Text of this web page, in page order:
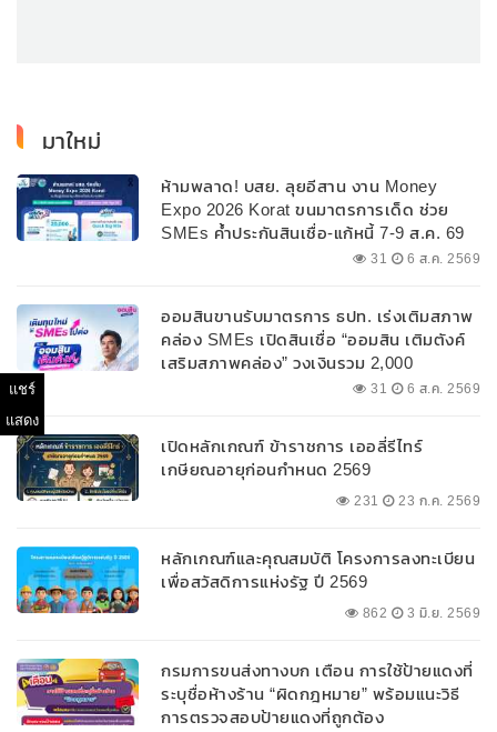
แชร์
แสดง
มาใหม่
ห้ามพลาด! บสย. ลุยอีสาน งาน Money
Expo 2026 Korat ขนมาตรการเด็ด ช่วย
SMEs ค้ำประกันสินเชื่อ-แก้หนี้ 7-9 ส.ค. 69
31 6 ส.ค. 2569
ออมสินขานรับมาตรการ ธปท. เร่งเติมสภาพ
คล่อง SMEs เปิดสินเชื่อ “ออมสิน เติมตังค์
เสริมสภาพคล่อง” วงเงินรวม 2,000
ลบ.สนับสนุนเงินทุนหมุนเวียนวงเงินกู้สูงสุด
31 6 ส.ค. 2569
เปิดหลักเกณฑ์ ข้าราชการ เออลี่รีไทร์
เกษียณอายุก่อนกำหนด 2569
231 23 ก.ค. 2569
หลักเกณฑ์และคุณสมบัติ โครงการลงทะเบียน
เพื่อสวัสดิการแห่งรัฐ ปี 2569
862 3 มิ.ย. 2569
กรมการขนส่งทางบก เตือน การใช้ป้ายแดงที่
ระบุชื่อห้างร้าน “ผิดกฎหมาย” พร้อมแนะวิธี
การตรวจสอบป้ายแดงที่ถูกต้อง